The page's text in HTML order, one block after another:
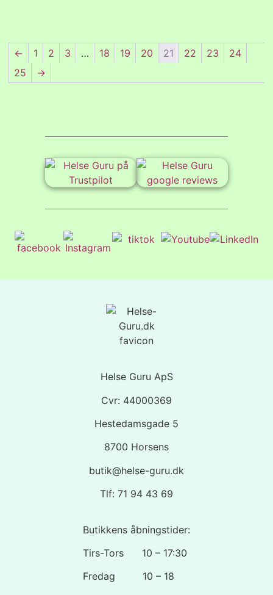
← 1 2 3 … 18 19 20 21 22 23
24
25
→
Helse Guru ApS
Cvr: 44000369
Hestedamsgade 5
8700 Horsens
butik@helse-guru.dk
Tlf: 71 94 43 69
Butikkens åbningstider:
Tirs-Tors 10 – 17:30
Fredag 10 – 18